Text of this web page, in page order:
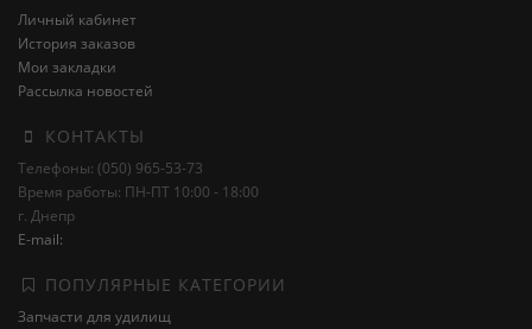
Личный кабинет
История заказов
Мои закладки
Рассылка новостей
КОНТАКТЫ
Телефоны: (050) 965-53-73
Время работы: ПН-ПТ 10:00 - 18:00
г. Днепр
E-mail:
ПОПУЛЯРНЫЕ КАТЕГОРИИ
Запчасти для удилищ